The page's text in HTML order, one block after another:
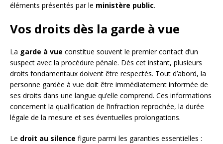
éléments présentés par le ministère public.
Vos droits dès la garde à vue
La garde à vue constitue souvent le premier contact d’un
suspect avec la procédure pénale. Dès cet instant, plusieurs
droits fondamentaux doivent être respectés. Tout d’abord, la
personne gardée à vue doit être immédiatement informée de
ses droits dans une langue qu’elle comprend. Ces informations
concernent la qualification de l’infraction reprochée, la durée
légale de la mesure et ses éventuelles prolongations.
Le droit au silence figure parmi les garanties essentielles :